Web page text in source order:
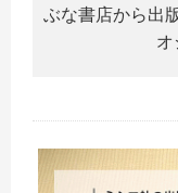
ぶな書店から出
オ